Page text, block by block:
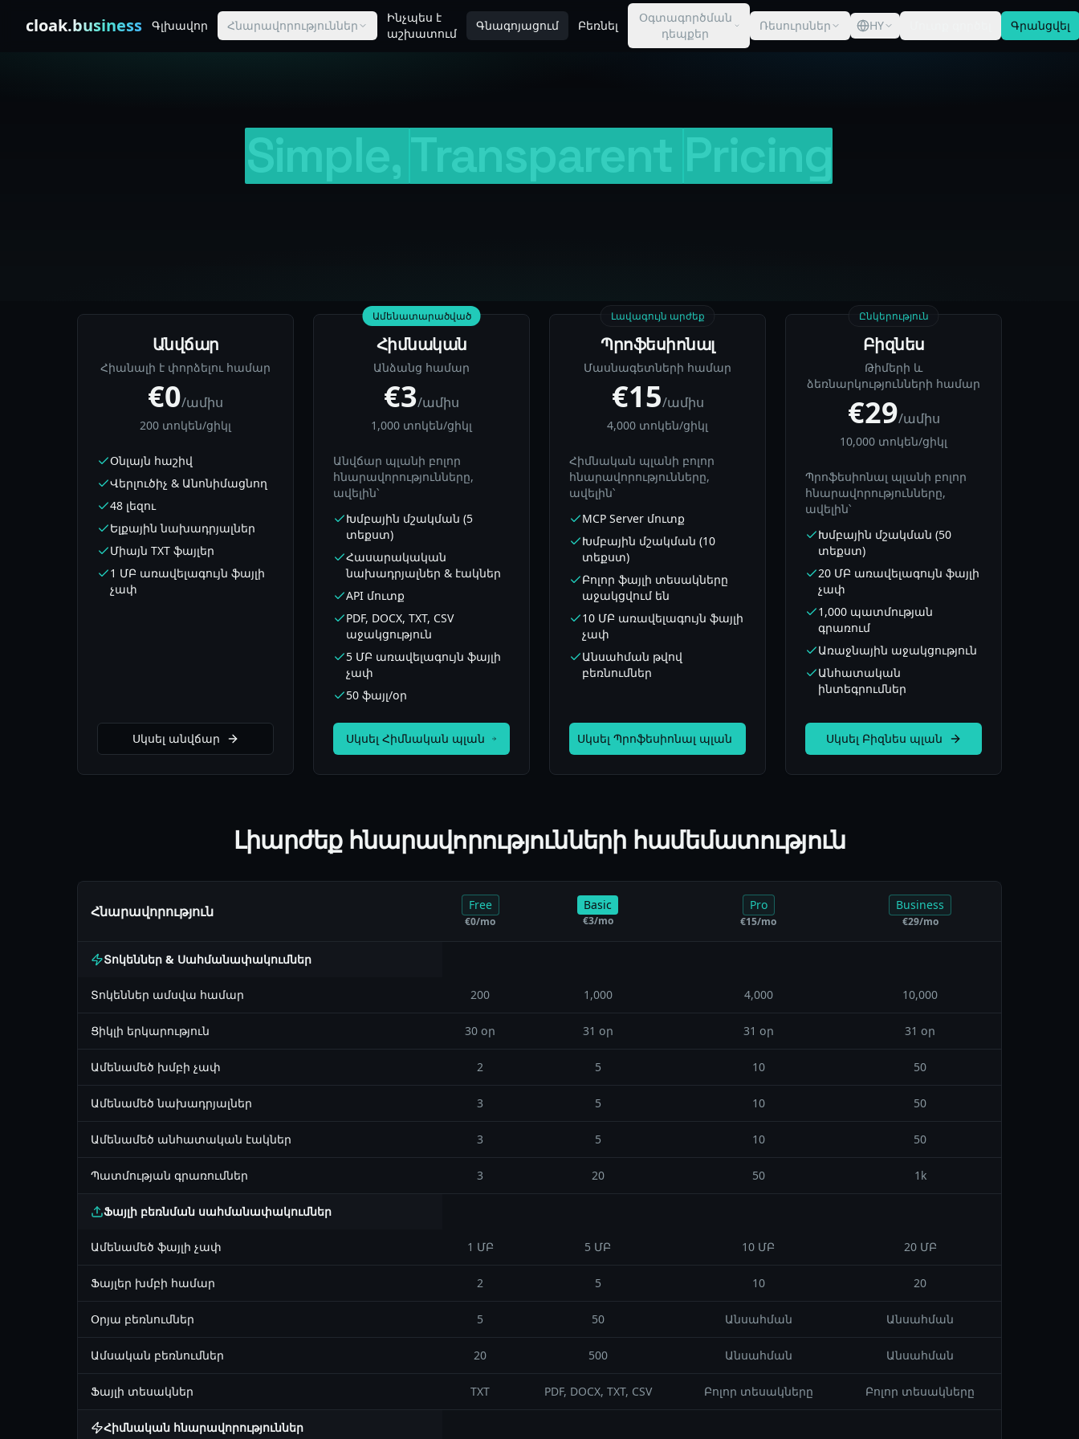
cloak.business Գլխավոր Հնարավորություններ
Ինչպես է
աշխատում
Գնագոյացում Բեռնել
Օգտագործման
դեպքեր
Ռեսուրսներ HY Գրանցվել
Simple, Transparent Pricing
Անվճար
Հիանալի է փորձելու համար
€0/ամիս
200 տոկեն/ցիկլ
Օնլայն հաշիվ
Վերլուծիչ & Անոնիմացնող
48 լեզու
Ելքային նախադրյալներ
Միայն TXT ֆայլեր
1 ՄԲ առավելագույն ֆայլի
չափ
Սկսել անվճար
Ամենատարածված
Հիմնական
Անձանց համար
€3/ամիս
1,000 տոկեն/ցիկլ
Անվճար պլանի բոլոր
հնարավորությունները,
ավելին՝
Խմբային մշակման (5
տեքստ)
Հասարակական
նախադրյալներ & էակներ
API մուտք
PDF, DOCX, TXT, CSV
աջակցություն
5 ՄԲ առավելագույն ֆայլի
չափ
50 ֆայլ/օր
Սկսել Հիմնական պլան
Լավագույն արժեք
Պրոֆեսիոնալ
Մասնագետների համար
€15/ամիս
4,000 տոկեն/ցիկլ
Հիմնական պլանի բոլոր
հնարավորությունները,
ավելին՝
MCP Server մուտք
Խմբային մշակման (10
տեքստ)
Բոլոր ֆայլի տեսակները
աջակցվում են
10 ՄԲ առավելագույն ֆայլի
չափ
Անսահման թվով
բեռնումներ
Սկսել Պրոֆեսիոնալ պլան
Ընկերություն
Բիզնես
Թիմերի և
ձեռնարկությունների համար
€29/ամիս
10,000 տոկեն/ցիկլ
Պրոֆեսիոնալ պլանի բոլոր
հնարավորությունները,
ավելին՝
Խմբային մշակման (50
տեքստ)
20 ՄԲ առավելագույն ֆայլի
չափ
1,000 պատմության
գրառում
Առաջնային աջակցություն
Անհատական
ինտեգրումներ
Սկսել Բիզնես պլան
Լիարժեք հնարավորությունների համեմատություն
Հնարավորություն Free
€0/mo
Basic
€3/mo
Pro
€15/mo
Business
€29/mo
Տոկեններ & Սահմանափակումներ
Տոկեններ ամսվա համար 200 1,000 4,000 10,000
Ցիկլի երկարություն 30 օր 31 օր 31 օր 31 օր
Ամենամեծ խմբի չափ 2 5 10 50
Ամենամեծ նախադրյալներ 3 5 10 50
Ամենամեծ անհատական էակներ 3 5 10 50
Պատմության գրառումներ 3 20 50 1k
Ֆայլի բեռնման սահմանափակումներ
Ամենամեծ ֆայլի չափ 1 ՄԲ 5 ՄԲ 10 ՄԲ 20 ՄԲ
Ֆայլեր խմբի համար 2 5 10 20
Օրյա բեռնումներ 5 50 Անսահման Անսահման
Ամսական բեռնումներ 20 500 Անսահման Անսահման
Ֆայլի տեսակներ TXT PDF, DOCX, TXT, CSV Բոլոր տեսակները Բոլոր տեսակները
Հիմնական հնարավորություններ